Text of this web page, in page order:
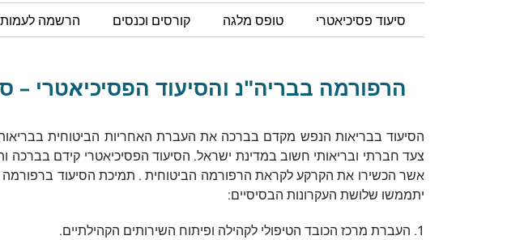
סיעוד פסיכיאטרי טופס מלגה קורסים וכנסים הרשמה
הרפורמה בבריה"נ והסיעוד הפסיכיאטרי –
הסיעוד בבריאות הנפש מקדם בברכה את העברת האחריות הביטוחית
צעד חברתי ובריאותי חשוב במדינת ישראל. הסיעוד הפסיכיאטרי קידם בברכה
אשר הכשירו את הקרקע לקראת הרפורמה הביטוחית . תמיכת הסיעוד ברפורמה
יתממשו שלושת העקרונות הבסיסיים:
1. העברת מרכז הכובד הטיפולי לקהילה ופיתוח השירותים הקהילתיים.